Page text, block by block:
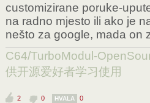
customizirane poruke-
na radno mjesto ili ako je
nešto za google, mada on
C64/TurboModul-
供开源爱好者学习使用
2 0 HVALA 0